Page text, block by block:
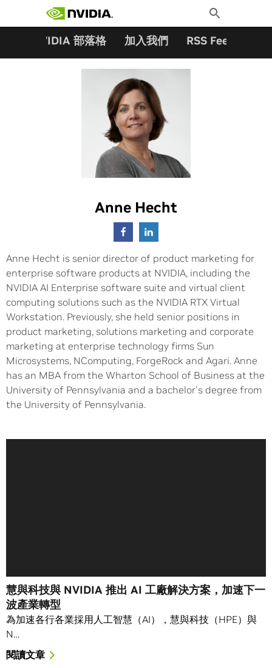
Toggle
Search
NVIDIA 部落格 加入我們 RSS Feeds
Anne Hecht
Anne Hecht is senior director of product marketing for
enterprise software products at NVIDIA, including the
NVIDIA AI Enterprise software suite and virtual client
computing solutions such as the NVIDIA RTX Virtual
Workstation. Previously, she held senior positions in
product marketing, solutions marketing and corporate
marketing at enterprise technology firms Sun
Microsystems, NComputing, ForgeRock and Agari. Anne
has an MBA from the Wharton School of Business at the
University of Pennsylvania and a bachelor's degree from
the University of Pennsylvania.
慧與科技與 NVIDIA 推出 AI 工廠解決方案，加速下一
波產業轉型
為加速各行各業採用人工智慧（AI），慧與科技（HPE）與
N…
閱讀文章